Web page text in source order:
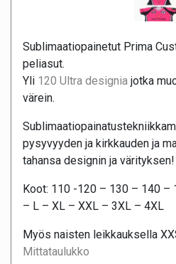
Sublimaatiopainetut Prima
peliasut.
Yli 120 Ultra designia jotka
värein.
pysyvyyden ja kirkkauden ja
tahansa designin ja värityksen!
Koot: 110 -120 – 130 – 140 –
– L – XL – XXL – 3XL – 4XL
Myös naisten leikkauksella
Mittataulukko